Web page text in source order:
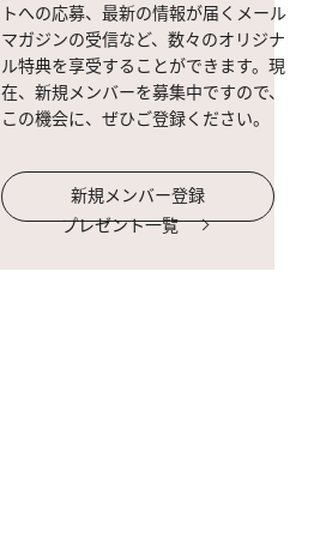
トへの応募、最新の情報が届くメール
マガジンの受信など、数々のオリジナ
ル特典を享受することができます。現
在、新規メンバーを募集中ですので、
この機会に、ぜひご登録ください。
新規メンバー登録
プレゼント一覧